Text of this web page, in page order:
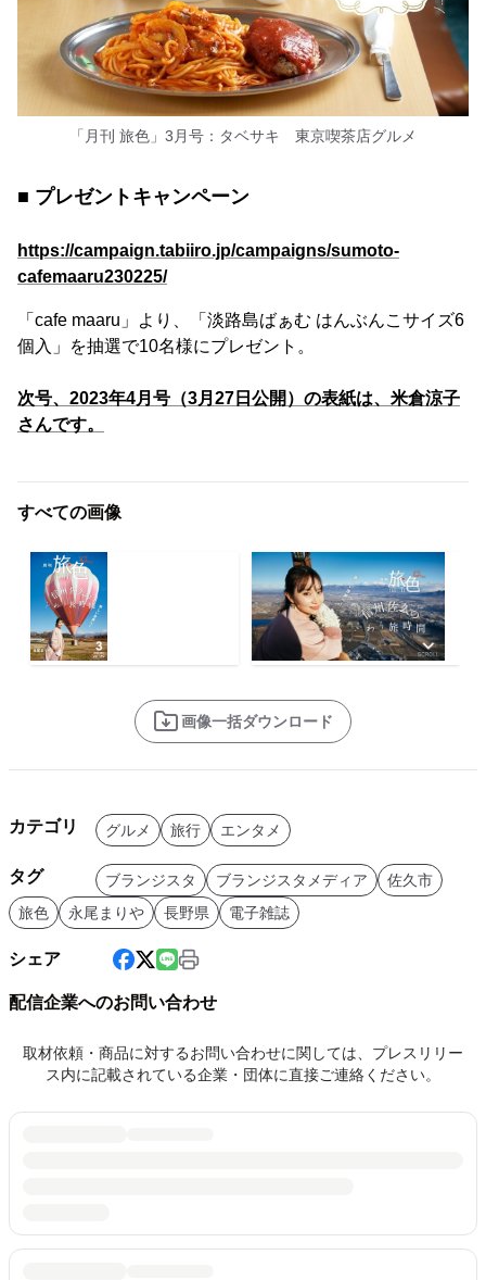
「月刊 旅色」3月号：タベサキ 東京喫茶店グルメ
■ プレゼントキャンペーン
https://campaign.tabiiro.jp/campaigns/sumoto-
cafemaaru230225/
「cafe maaru」より、「淡路島ばぁむ はんぶんこサイズ6
個入」を抽選で10名様にプレゼント。
次号、2023年4月号（3月27日公開）の表紙は、米倉涼子
さんです。
すべての画像
画像一括ダウンロード
カテゴリ グルメ 旅行 エンタメ
タグ ブランジスタ ブランジスタメディア
佐久市
旅色
永尾まりや 長野県 電子雑誌
シェア
配信企業へのお問い合わせ
取材依頼・商品に対するお問い合わせに関しては、プレスリリー
ス内に記載されている企業・団体に直接ご連絡ください。